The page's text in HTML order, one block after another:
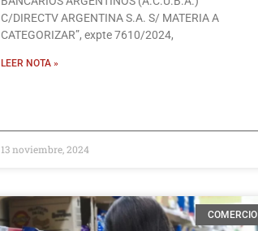
C/DIRECTV ARGENTINA S.A. S/ MATERIA A
CATEGORIZAR”, expte 7610/2024,
LEER NOTA »
13 noviembre, 2024
COMERCIO